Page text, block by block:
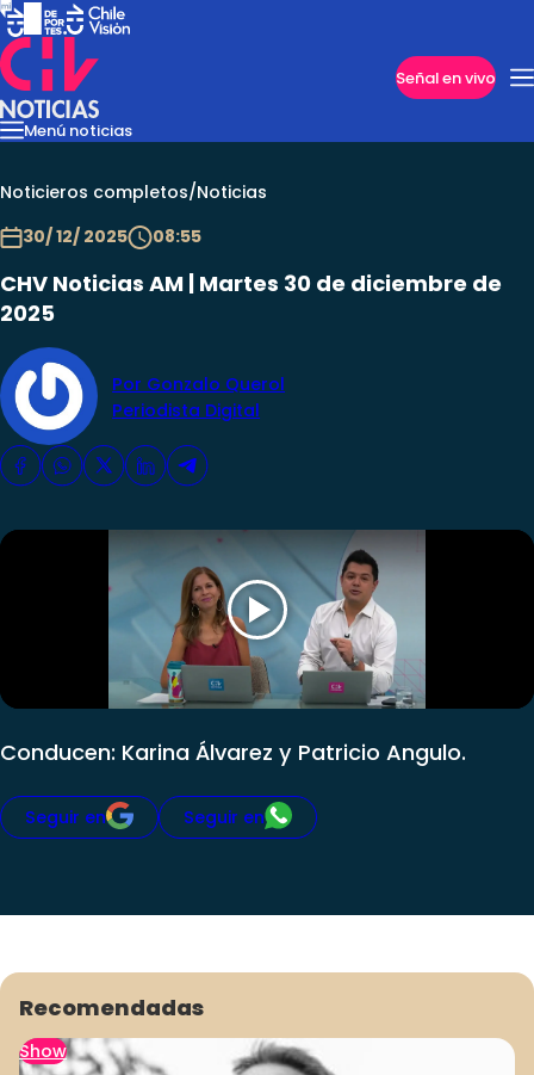
Señal en vivo
Menú noticias
InternacionalReportajesCazanoticiasEconomíaCasos
Noticieros completos/Noticias
30/ 12/ 2025
08:55
CHV Noticias AM | Martes 30 de diciembre de
2025
Por Gonzalo Querol
Periodista Digital
Conducen: Karina Álvarez y Patricio Angulo.
Seguir en Seguir en
Recomendadas
Show
Imperdibles
Club De La Comedia
Contigo en Directo
Plan Perfecto
Sabingo